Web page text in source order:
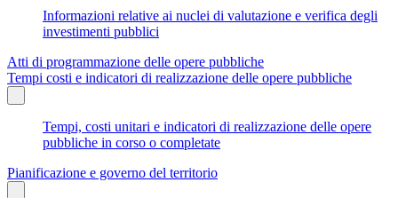
Informazioni relative ai nuclei di valutazione e verifica degli
investimenti pubblici
Atti di programmazione delle opere pubbliche
Tempi costi e indicatori di realizzazione delle opere pubbliche
Tempi, costi unitari e indicatori di realizzazione delle opere
pubbliche in corso o completate
Pianificazione e governo del territorio